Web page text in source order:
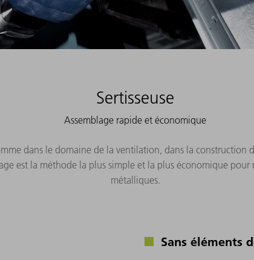
Sertisseuse
Assemblage rapide et économique
dans le domaine de la ventilation, dans la construction
est la méthode la plus simple et la plus économique pour
métalliques.
Sans éléments